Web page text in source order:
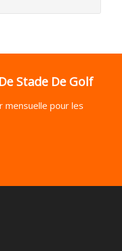
Stade De Golf
pour les